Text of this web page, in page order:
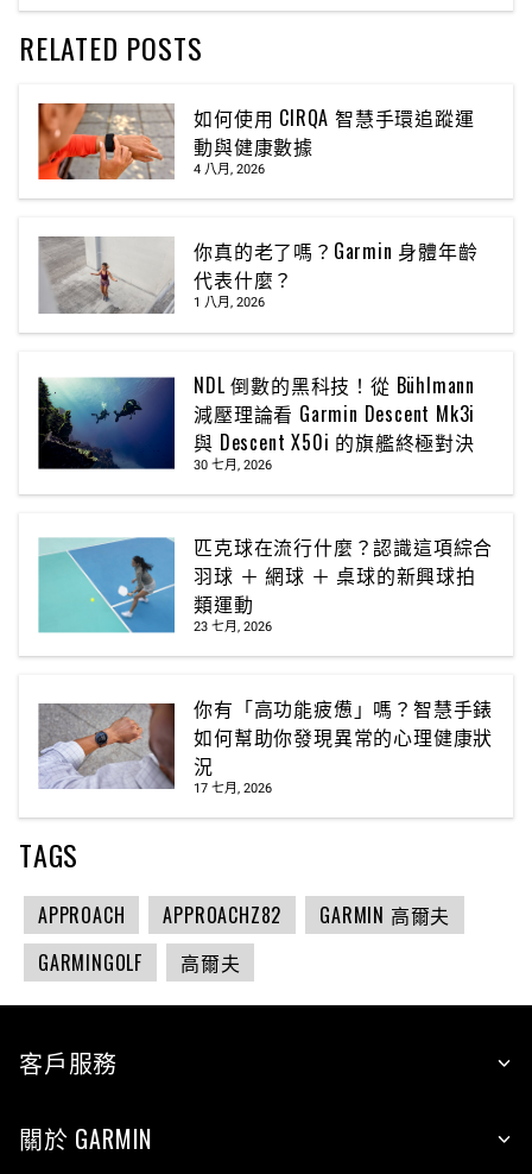
RELATED POSTS
如何使用 CIRQA 智慧手環追蹤運
動與健康數據
4 八月, 2026
你真的老了嗎？Garmin 身體年齡
代表什麼？
1 八月, 2026
NDL 倒數的黑科技！從 Bühlmann
減壓理論看 Garmin Descent Mk3i
與 Descent X50i 的旗艦終極對決
30 七月, 2026
匹克球在流行什麼？認識這項綜合
羽球 ＋ 網球 ＋ 桌球的新興球拍
類運動
23 七月, 2026
你有「高功能疲憊」嗎？智慧手錶
如何幫助你發現異常的心理健康狀
況
17 七月, 2026
TAGS
APPROACH APPROACHZ82
GARMIN 高爾夫
GARMINGOLF
高爾夫
客戶服務
關於 GARMIN